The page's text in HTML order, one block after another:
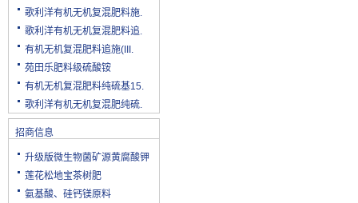
歌利洋有机无机复混肥料施.
歌利洋有机无机复混肥料追.
有机无机复混肥料追施(III.
苑田乐肥料级硫酸铵
有机无机复混肥料纯硫基15.
歌利洋有机无机复混肥纯硫.
招商信息
升级版微生物菌矿源黄腐酸钾
莲花松地宝茶树肥
氨基酸、硅钙镁原料